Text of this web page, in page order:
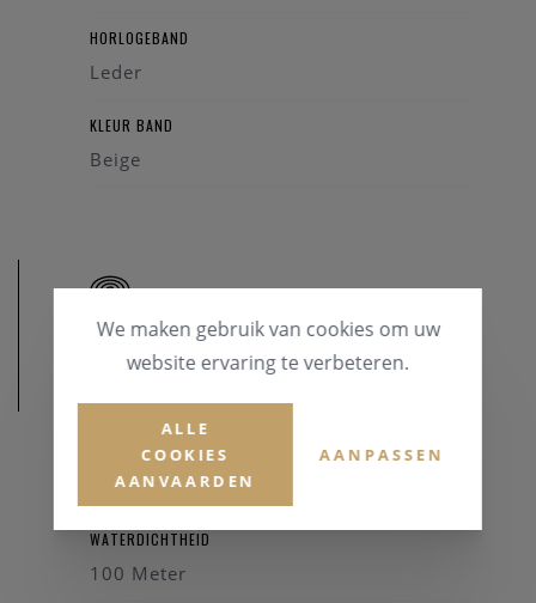
HORLOGEBAND
Leder
KLEUR BAND
Beige
KASTDIAMETER
42 mm
WATERDICHTHEID
100 Meter
We maken gebruik van cookies om uw
website ervaring te verbeteren.
ALLE
COOKIES
AANVAARDEN
AANPASSEN